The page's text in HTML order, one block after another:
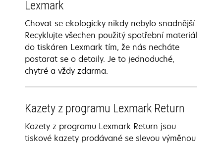
Lexmark
Chovat se ekologicky nikdy nebylo snadnější.
Recyklujte všechen použitý spotřební materiál
do tiskáren Lexmark tím, že nás necháte
postarat se o detaily. Je to jednoduché,
chytré a vždy zdarma.
Kazety z programu Lexmark Return
Kazety z programu Lexmark Return jsou
tiskové kazety prodávané se slevou výměnou